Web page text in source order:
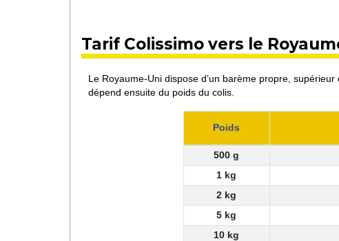
Tarif Colissimo vers le
Le Royaume-Uni dispose d’un barème propre,
dépend ensuite du poids du colis.
Poids
500 g
1 kg
2 kg
5 kg
10 kg